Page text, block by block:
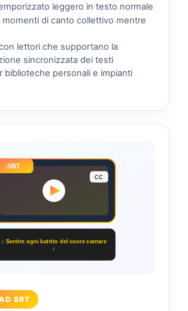
leggero in testo normale
momenti di canto collettivo mentre
lettori che supportano la
sincronizzata dei testi
biblioteche personali e impianti
.SRT
CC
♪ Sentire ogni battito del cuore cantare
♪
SRT